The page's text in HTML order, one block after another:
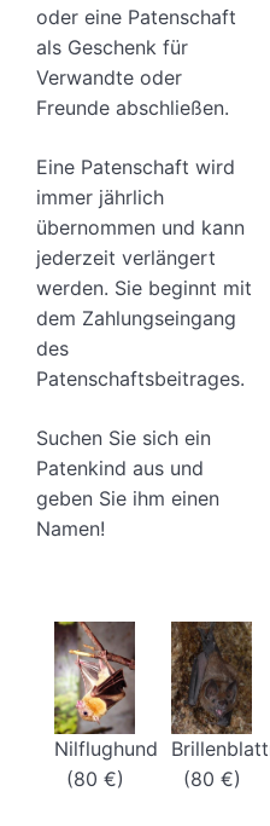
oder eine Patenschaft
als Geschenk für
Verwandte oder
Freunde abschließen.
Eine Patenschaft wird
immer jährlich
übernommen und kann
jederzeit verlängert
werden. Sie beginnt mit
dem Zahlungseingang
des
Patenschaftsbeitrages.
Suchen Sie sich ein
Patenkind aus und
geben Sie ihm einen
Namen!
Nilflughund
(80 €)
(80 €)